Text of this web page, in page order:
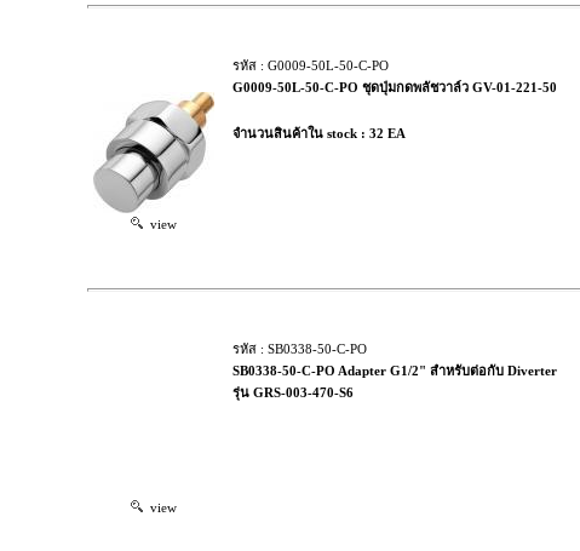
view
รหัส : G0009-50L-50-C-PO
G0009-50L-50-C-PO ชุดปุ่มกดพลัชวาล์ว GV-01-221-50
จำนวนสินค้าใน stock : 32 EA
view
รหัส : SB0338-50-C-PO
SB0338-50-C-PO Adapter G1/2" สำหรับต่อกับ Diverter
รุ่น GRS-003-470-S6